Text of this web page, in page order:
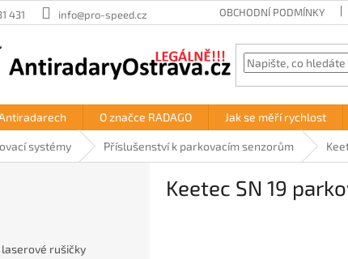
431 info@pro-speed.cz OBCHODNÍ PODMÍNKY
O značce RADAGO Jak se měří rychlost
systémy Příslušenství k parkovacím senzorům
rušičky
Keetec SN 19